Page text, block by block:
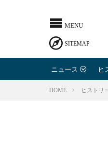
ニュース ヒ
HOME ヒストリ